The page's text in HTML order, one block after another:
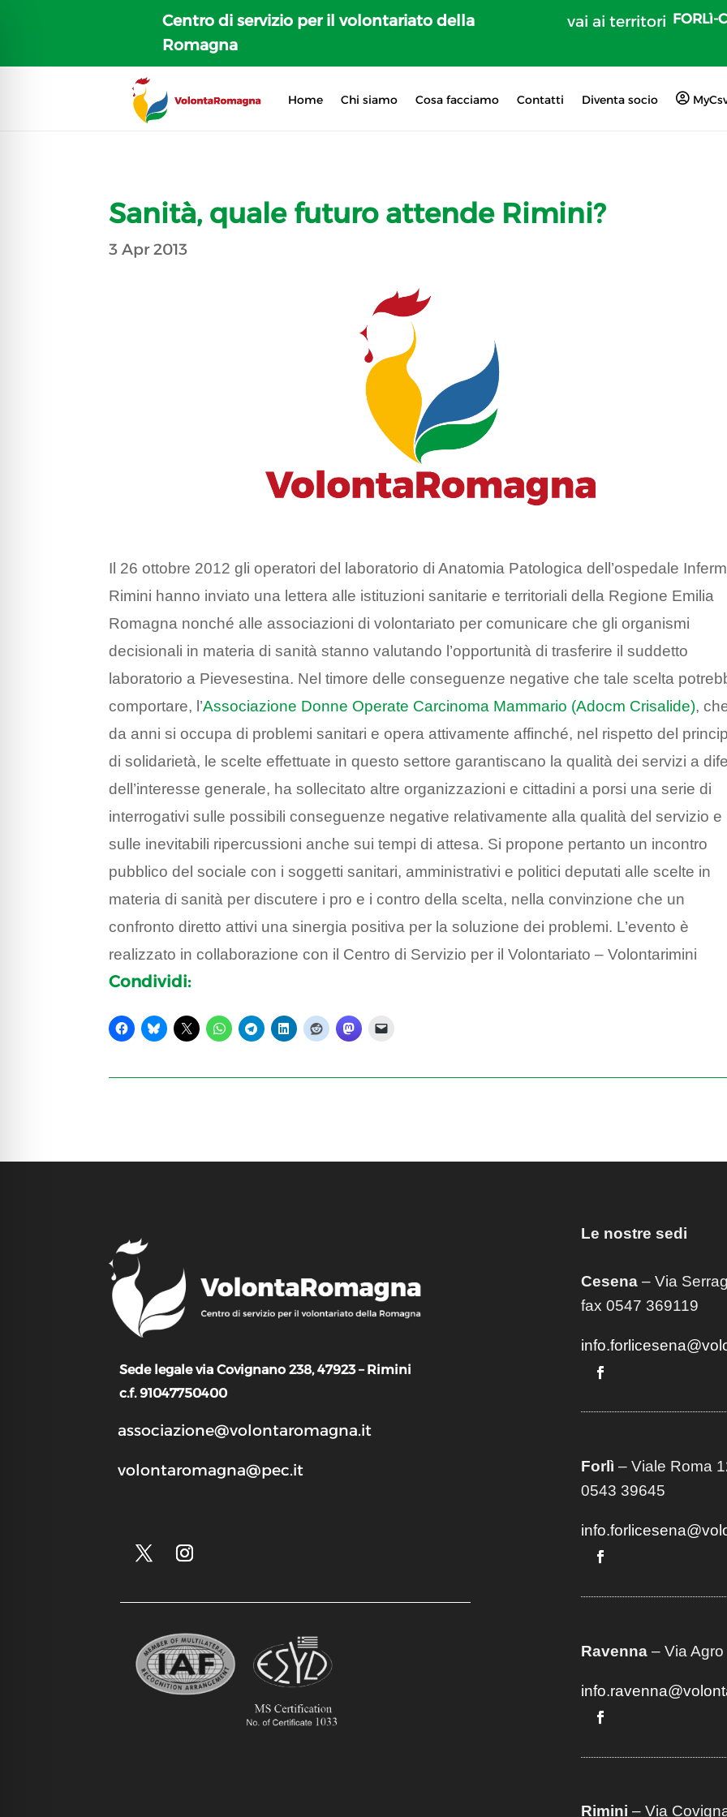
Centro di servizio per il volontariato della
Romagna
vai ai territori FORLì-
Home Chi siamo Cosa facciamo Contatti Diventa socio
Sanità, quale futuro attende Rimini?
3 Apr 2013
Il 26 ottobre 2012 gli operatori del laboratorio di Anatomia Patologica dell’ospedale
Rimini hanno inviato una lettera alle istituzioni sanitarie e territoriali della Regione Emilia
Romagna nonché alle associazioni di volontariato per comunicare che gli organismi
decisionali in materia di sanità stanno valutando l’opportunità di trasferire il suddetto
laboratorio a Pievesestina. Nel timore delle conseguenze negative che tale scelta
comportare, l’Associazione Donne Operate Carcinoma Mammario (Adocm Crisalide),
da anni si occupa di problemi sanitari e opera attivamente affinché, nel rispetto del
di solidarietà, le scelte effettuate in questo settore garantiscano la qualità dei servizi a
dell’interesse generale, ha sollecitato altre organizzazioni e cittadini a porsi una serie di
interrogativi sulle possibili conseguenze negative relativamente alla qualità del servizio e
sulle inevitabili ripercussioni anche sui tempi di attesa. Si propone pertanto un incontro
pubblico del sociale con i soggetti sanitari, amministrativi e politici deputati alle scelte in
materia di sanità per discutere i pro e i contro della scelta, nella convinzione che un
confronto diretto attivi una sinergia positiva per la soluzione dei problemi. L’evento è
realizzato in collaborazione con il Centro di Servizio per il Volontariato – Volontarimini
Condividi:
Sede legale via Covignano 238, 47923 – Rimini
c.f. 91047750400
associazione@volontaromagna.it
volontaromagna@pec.it
Le nostre sedi
Cesena– Via
fax 0547 369119
Forlì – Viale Roma
0543 39645
Ravenna– Via Agro
Rimini – Via